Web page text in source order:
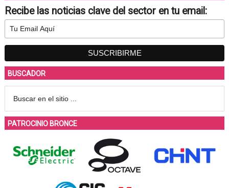
Recibe las noticias clave del sector en tu email:
BUSCADOR
PATROCINIO BRONCE